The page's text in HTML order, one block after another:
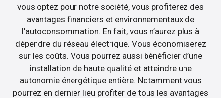
vous optez pour notre société, vous profiterez des
avantages financiers et environnementaux de
l’autoconsommation. En fait, vous n’aurez plus à
dépendre du réseau électrique. Vous économiserez
sur les coûts. Vous pourrez aussi bénéficier d’une
installation de haute qualité et atteindre une
autonomie énergétique entière. Notamment vous
pourrez en dernier lieu profiter de tous les avantages